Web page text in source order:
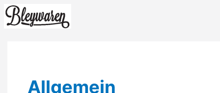
Zum
Inhalt
springen
Allgemein